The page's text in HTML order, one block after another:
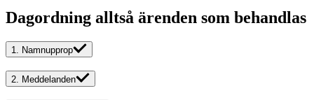
Dagordning alltså ärenden som behandlas
1. Namnupprop
2. Meddelanden